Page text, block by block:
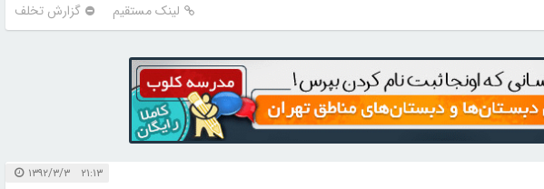
لینک مستقیم گزارش تخلف
۲۱:۱۳ ۱۳۹۲/۳/۳